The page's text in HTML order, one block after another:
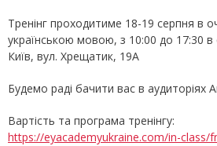
Тренінг проходитиме 18-19 серпня в
українською мовою, з 10:00 до 17:30 в
Київ, вул. Хрещатик, 19А
Будемо раді бачити вас в аудиторіях
Вартість та програма тренінгу:
https://eyacademyukraine.com/in-class/